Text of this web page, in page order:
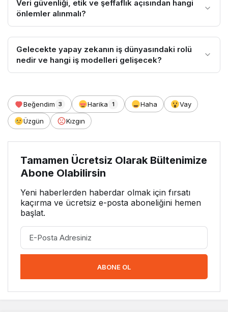
Veri güvenliği, etik ve şeffaflık açısından hangi
önlemler alınmalı?
Gelecekte yapay zekanın iş dünyasındaki rolü
nedir ve hangi iş modelleri gelişecek?
Beğendim 3 Harika 1 Haha Vay
Üzgün Kızgın
Tamamen Ücretsiz Olarak Bültenimize
Abone Olabilirsin
Yeni haberlerden haberdar olmak için fırsatı
kaçırma ve ücretsiz e-posta aboneliğini hemen
başlat.
ABONE OL